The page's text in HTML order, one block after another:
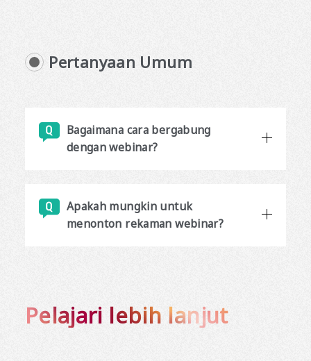
Pertanyaan Umum
Bagaimana cara bergabung
dengan webinar?
Apakah mungkin untuk
menonton rekaman webinar?
Pelajari lebih lanjut